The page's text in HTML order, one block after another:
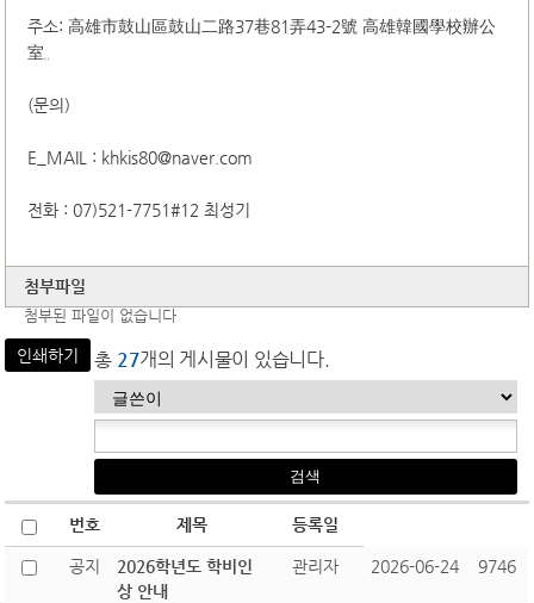
주소: 高雄市鼓山區鼓山二路37巷81弄43-2號 高雄韓國學校辦公
室。
(문의)
E_MAIL : khkis80@naver.com
전화 : 07)521-7751#12 최성기
첨부파일
첨부된 파일이 없습니다
인쇄하기 총 27개의 게시물이 있습니다.
번호 제목 등록일
공지
2026학년도 학비인
상 안내
관리자 2026-06-24 9746